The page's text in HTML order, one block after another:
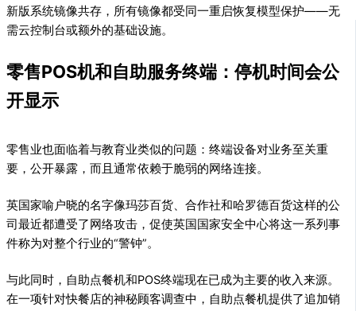
新版系统镜像共存，所有镜像都受同一重启恢复模型保护——无
需云控制台或额外的基础设施。
零售POS机和自助服务终端：停机时间会公
开显示
零售业也面临着与教育业类似的问题：终端设备对业务至关重
要，公开暴露，而且通常依赖于脆弱的网络连接。
英国家喻户晓的名字像玛莎百货、合作社和哈罗德百货这样的公
司最近都遭受了网络攻击，促使英国国家安全中心将这一系列事
件称为对整个行业的“警钟”。
与此同时，自助点餐机和POS终端现在已成为主要的收入来源。
在一项针对快餐店的神秘顾客调查中，自助点餐机提供了追加销